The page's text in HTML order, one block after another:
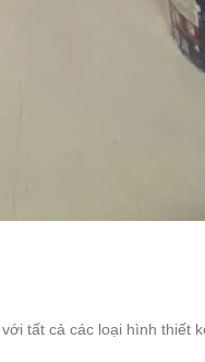
tất cả các loại hình thiết